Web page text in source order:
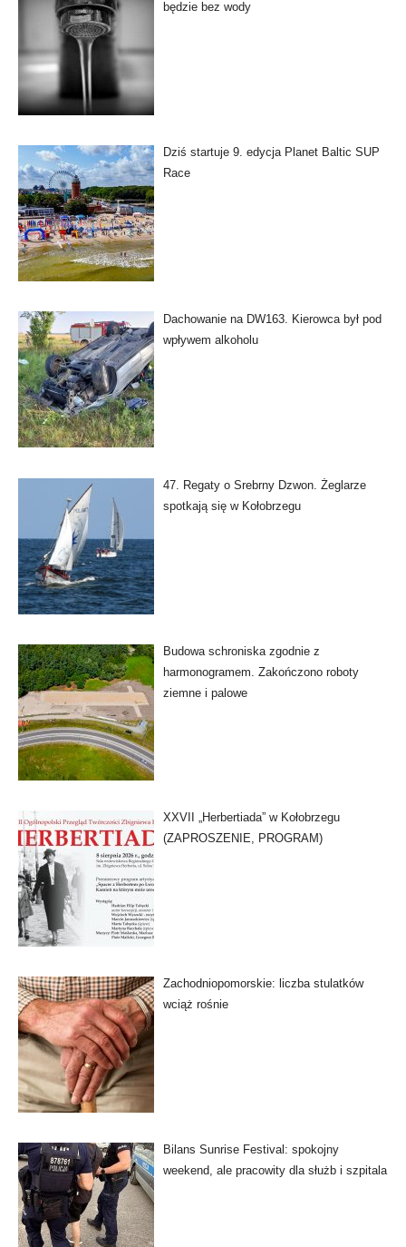
będzie bez wody
Dziś startuje 9. edycja Planet Baltic SUP
Race
Dachowanie na DW163. Kierowca był pod
wpływem alkoholu
47. Regaty o Srebrny Dzwon. Żeglarze
spotkają się w Kołobrzegu
Budowa schroniska zgodnie z
harmonogramem. Zakończono roboty
ziemne i palowe
XXVII „Herbertiada” w Kołobrzegu
(ZAPROSZENIE, PROGRAM)
Zachodniopomorskie: liczba stulatków
wciąż rośnie
Bilans Sunrise Festival: spokojny
weekend, ale pracowity dla służb i szpitala